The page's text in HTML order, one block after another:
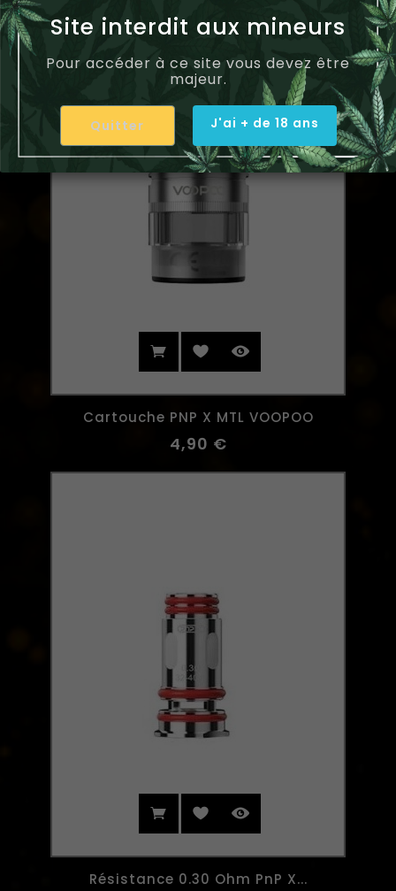
Cartouche PNP X MTL VOOPOO
4,90 €
Résistance 0.30 Ohm PnP X...
Site interdit aux mineurs
Pour accéder à ce site vous devez être
majeur.
Quitter J'ai + de 18 ans